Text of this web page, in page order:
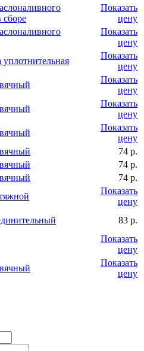
сборе
Показать
цену
Показать
цену
Показать
цену
Показать
цену
Показать
цену
Показать
цену
74 р.
74 р.
74 р.
Показать
цену
83 р.
Показать
цену
Показать
цену